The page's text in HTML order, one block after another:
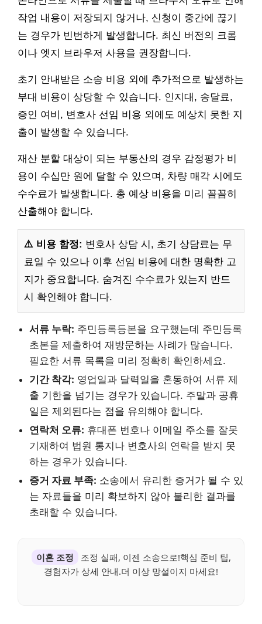
작업 내용이 저장되지 않거나, 신청이 중간에 끊기
는 경우가 빈번하게 발생합니다. 최신 버전의 크롬
이나 엣지 브라우저 사용을 권장합니다.
초기 안내받은 소송 비용 외에 추가적으로 발생하는
부대 비용이 상당할 수 있습니다. 인지대, 송달료,
증인 여비, 변호사 선임 비용 외에도 예상치 못한 지
출이 발생할 수 있습니다.
재산 분할 대상이 되는 부동산의 경우 감정평가 비
용이 수십만 원에 달할 수 있으며, 차량 매각 시에도
수수료가 발생합니다. 총 예상 비용을 미리 꼼꼼히
산출해야 합니다.
⚠️ 비용 함정: 변호사 상담 시, 초기 상담료는 무
료일 수 있으나 이후 선임 비용에 대한 명확한 고
지가 중요합니다. 숨겨진 수수료가 있는지 반드
시 확인해야 합니다.
서류 누락: 주민등록등본을 요구했는데 주민등록
초본을 제출하여 재방문하는 사례가 많습니다.
필요한 서류 목록을 미리 정확히 확인하세요.
기간 착각: 영업일과 달력일을 혼동하여 서류 제
출 기한을 넘기는 경우가 있습니다. 주말과 공휴
일은 제외된다는 점을 유의해야 합니다.
연락처 오류: 휴대폰 번호나 이메일 주소를 잘못
기재하여 법원 통지나 변호사의 연락을 받지 못
하는 경우가 있습니다.
증거 자료 부족: 소송에서 유리한 증거가 될 수 있
는 자료들을 미리 확보하지 않아 불리한 결과를
초래할 수 있습니다.
이혼 조정
조정 실패, 이젠 소송으로!핵심 준비 팁,
경험자가 상세 안내.더 이상 망설이지 마세요!